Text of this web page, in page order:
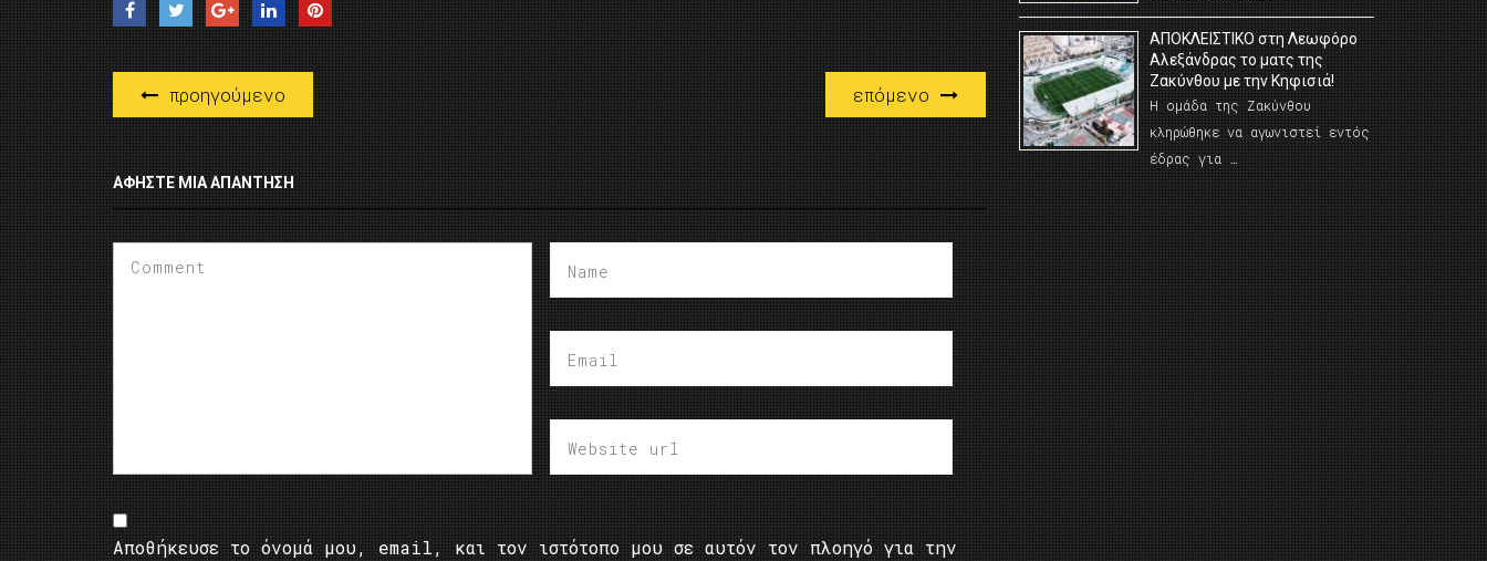
προηγούμενο επόμενο
ΑΦΉΣΤΕ ΜΙΑ ΑΠΆΝΤΗΣΗ
Αποθήκευσε το όνομά μου, email, και τον ιστότοπο μου σε αυτόν τον πλοηγό για την
AΠΟΚΛΕΙΣΤΙΚΟ στη Λεωφόρο
Αλεξάνδρας το ματς της
Ζακύνθου με την Κηφισιά!
Η ομάδα της Ζακύνθου
κληρώθηκε να αγωνιστεί εντός
έδρας για …